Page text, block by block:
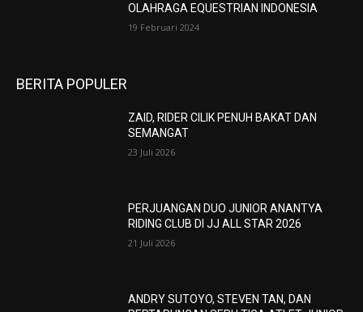
OLAHRAGA EQUESTRIAN INDONESIA
19 Februari 2024
BERITA POPULER
ZAID, RIDER CILIK PENUH BAKAT DAN
SEMANGAT
23 Juli 2026
PERJUANGAN DUO JUNIOR ANANTYA
RIDING CLUB DI JJ ALL STAR 2026
21 Juli 2026
ANDRY SUTOYO, STEVEN TAN, DAN